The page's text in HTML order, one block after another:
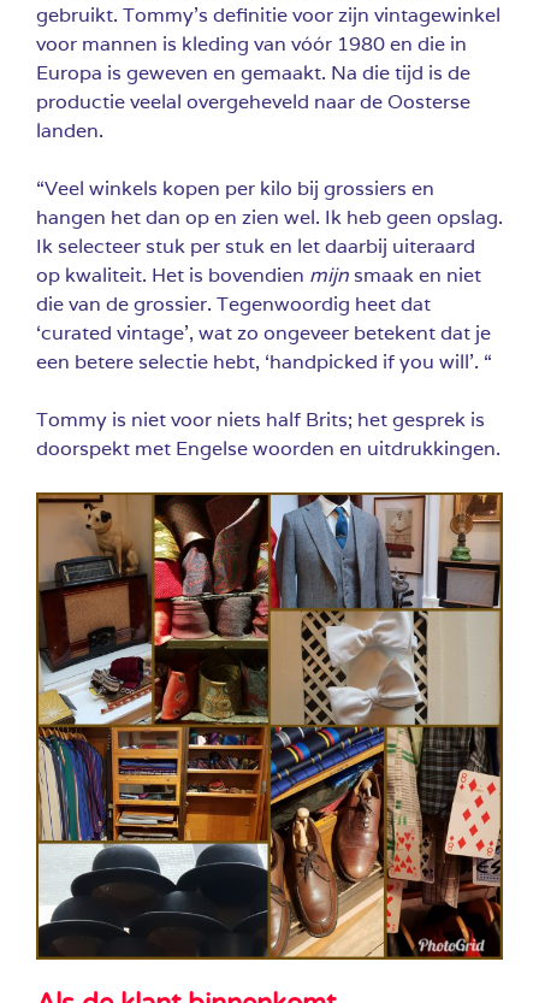
gebruikt. Tommy’s definitie voor zijn vintagewinkel
voor mannen is kleding van vóór 1980 en die in
Europa is geweven en gemaakt. Na die tijd is de
productie veelal overgeheveld naar de Oosterse
landen.
“Veel winkels kopen per kilo bij grossiers en
hangen het dan op en zien wel. Ik heb geen opslag.
Ik selecteer stuk per stuk en let daarbij uiteraard
op kwaliteit. Het is bovendien mijnsmaak en niet
die van de grossier. Tegenwoordig heet dat
‘curated vintage’, wat zo ongeveer betekent dat je
een betere selectie hebt, ‘handpicked if you will’. “
Tommy is niet voor niets half Brits; het gesprek is
doorspekt met Engelse woorden en uitdrukkingen.